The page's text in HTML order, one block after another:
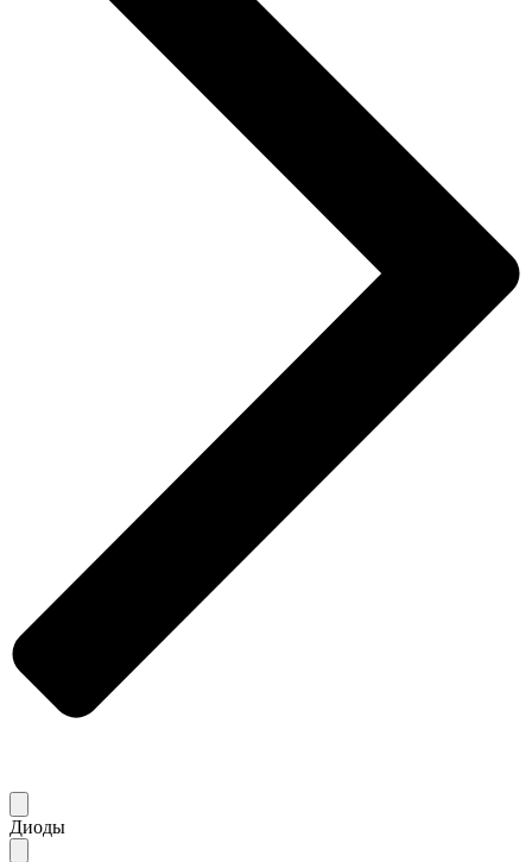
Диоды